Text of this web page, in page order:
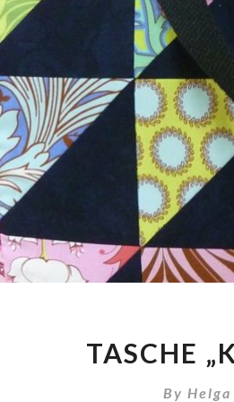
TASCHE
By